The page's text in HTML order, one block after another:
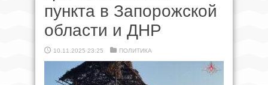
пункта в Запорожской
области и ДНР
10.11.2025 23:25 ПОЛИТИКА